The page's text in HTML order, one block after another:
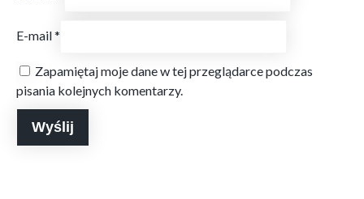
E-mail*
Zapamiętaj moje dane w tej przeglądarce podczas
pisania kolejnych komentarzy.